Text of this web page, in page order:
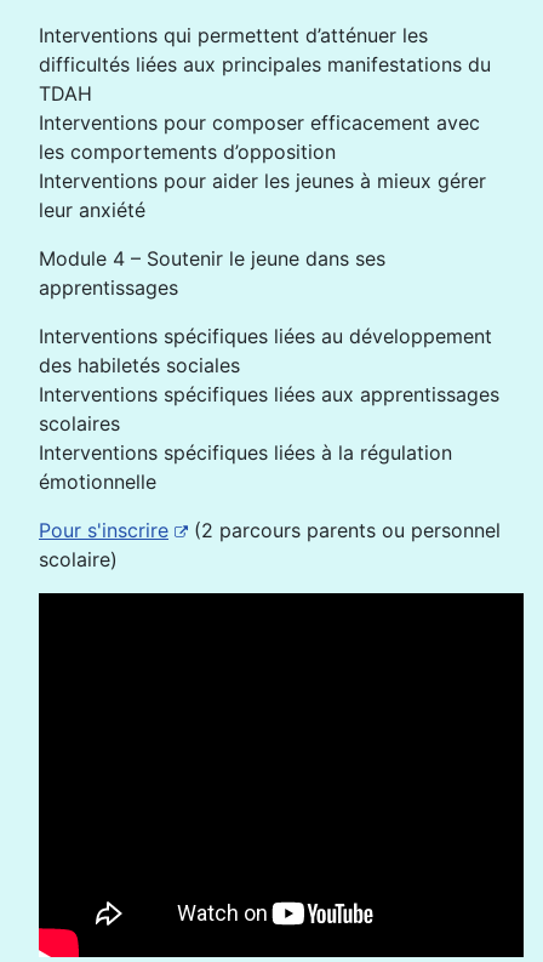
Interventions qui permettent d’atténuer les
difficultés liées aux principales manifestations du
TDAH
Interventions pour composer efficacement avec
les comportements d’opposition
Interventions pour aider les jeunes à mieux gérer
leur anxiété
Module 4 – Soutenir le jeune dans ses
apprentissages
Interventions spécifiques liées au développement
des habiletés sociales
Interventions spécifiques liées aux apprentissages
scolaires
Interventions spécifiques liées à la régulation
émotionnelle
Pour s'inscrire
(2 parcours parents ou personnel
scolaire)